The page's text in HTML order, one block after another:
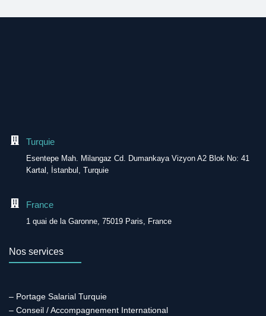
Turquie
Esentepe Mah. Milangaz Cd. Dumankaya Vizyon A2 Blok No: 41
Kartal, İstanbul, Turquie
France
1 quai de la Garonne, 75019 Paris, France
Nos services
– Portage Salarial Turquie
– Conseil / Accompagnement International